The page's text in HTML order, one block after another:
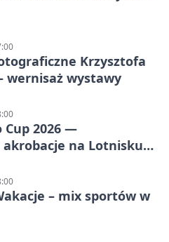
Krzysztofa
wernisaż wystawy
Cup 2026 —
na Lotnisku
– mix sportów w